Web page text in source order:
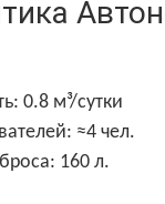
0.8 м³/сутки
≈4 чел.
160 л.